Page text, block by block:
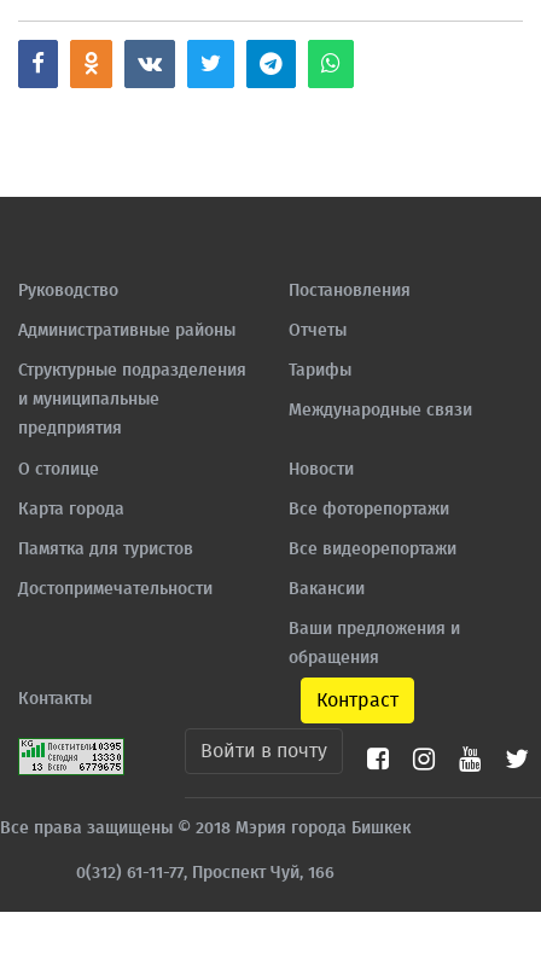
Руководство
Административные районы
Структурные подразделения
и муниципальные
предприятия
Постановления
Отчеты
Тарифы
Международные связи
О столице
Карта города
Памятка для туристов
Достопримечательности
Новости
Все фоторепортажи
Все видеорепортажи
Вакансии
Ваши предложения и
обращения
Контакты Контраст
Войти в почту
Все права защищены © 2018 Мэрия города Бишкек
0(312) 61-11-77, Проспект Чуй, 166